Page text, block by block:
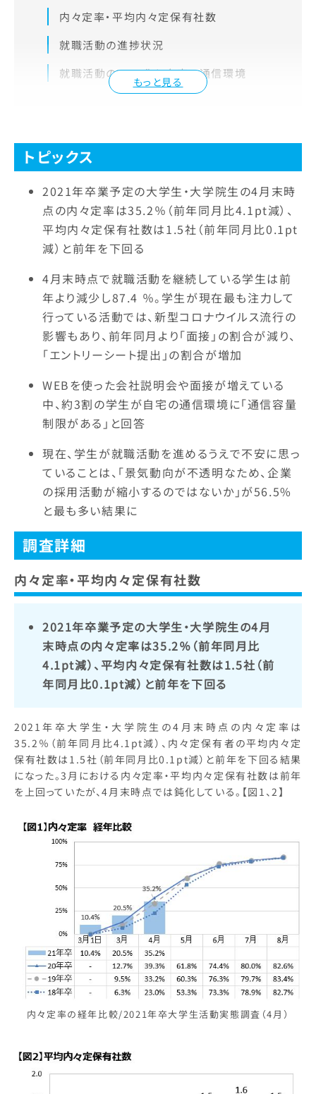
もっと見る
内々定率・平均内々定保有社数
就職活動の進捗状況
就職活動のWEB化と自宅の通信環境
トピックス
2021年卒業予定の大学生・大学院生の4月末時
点の内々定率は35.2％（前年同月比4.1pt減）、
平均内々定保有社数は1.5社（前年同月比0.1pt
減）と前年を下回る
4月末時点で就職活動を継続している学生は前
年より減少し87.4 ％。学生が現在最も注力して
行っている活動では、新型コロナウイルス流行の
影響もあり、前年同月より「面接」の割合が減り、
「エントリーシート提出」の割合が増加
WEBを使った会社説明会や面接が増えている
中、約3割の学生が自宅の通信環境に「通信容量
制限がある」と回答
現在、学生が就職活動を進めるうえで不安に思っ
ていることは、「景気動向が不透明なため、企業
の採用活動が縮小するのではないか」が56.5%
と最も多い結果に
調査詳細
内々定率・平均内々定保有社数
2021年卒業予定の大学生・大学院生の4月
末時点の内々定率は35.2％（前年同月比
4.1pt減）、平均内々定保有社数は1.5社（前
年同月比0.1pt減）と前年を下回る
2021年卒大学生・大学院生の4月末時点の内々定率は
35.2％（前年同月比4.1pt減）、内々定保有者の平均内々定
保有社数は1.5社（前年同月比0.1pt減）と前年を下回る結果
になった。3月における内々定率・平均内々定保有社数は前年
を上回っていたが、4月末時点では鈍化している。【図1、2】
内々定率の経年比較/2021年卒大学生活動実態調査（4月）